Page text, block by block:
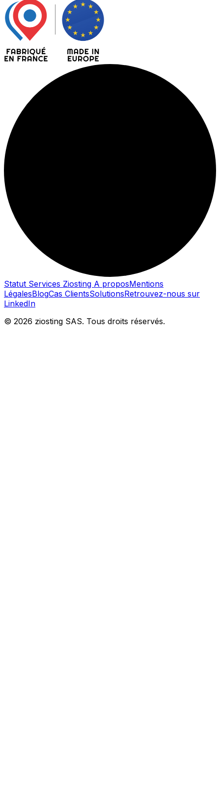
Statut Services Ziosting A proposMentions
LégalesBlogCas ClientsSolutionsRetrouvez-nous sur
LinkedIn
© 2026 ziosting SAS. Tous droits réservés.